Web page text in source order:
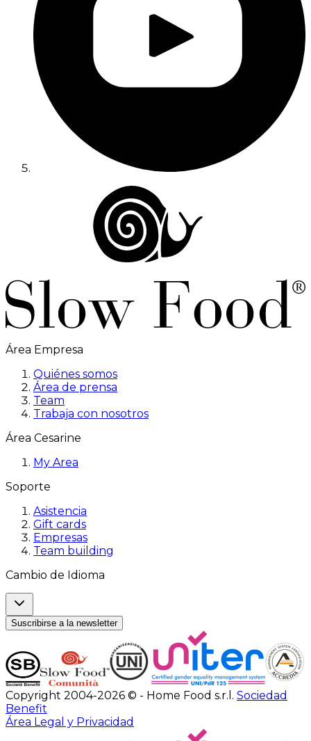
Área Empresa
Quiénes somos
Área de prensa
Team
Trabaja con nosotros
Área Cesarine
My Area
Soporte
Asistencia
Gift cards
Empresas
Team building
Cambio de Idioma
Suscribirse a la newsletter
Copyright 2004-2026 © - Home Food s.r.l. Sociedad
Benefit
Área Legal y Privacidad